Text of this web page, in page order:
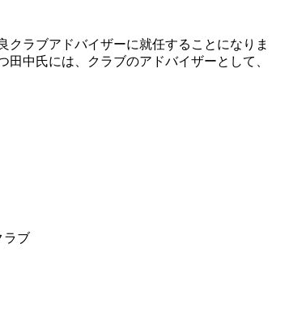
クラブアドバイザーに就任することになりま
中氏には、クラブのアドバイザーとして、
ラブ